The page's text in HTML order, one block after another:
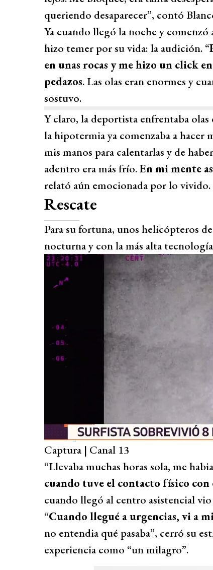
queriendo desaparecer”, contó
Ya cuando llegó la noche y
hizo temer por su vida: la audición. “
en unas rocas y me hizo un click
pedazos. Las olas eran enormes y
sostuvo.
Y claro, la deportista enfrentaba
la hipotermia ya comenzaba a hacer
mis manos para calentarlas y de
adentro era más frío.En mi mente
relató aún emocionada por lo vivido.
Rescate
Para su fortuna, unos helicópteros
nocturna y con la más alta
Captura | Canal 13
“Llevaba muchas horas sola, me
cuando tuve el contacto físico con
cuando llegó al centro asistencial
“Cuando llegué a urgencias, vi a
no entendia qué pasaba”, cerró su
experiencia como “un milagro”.